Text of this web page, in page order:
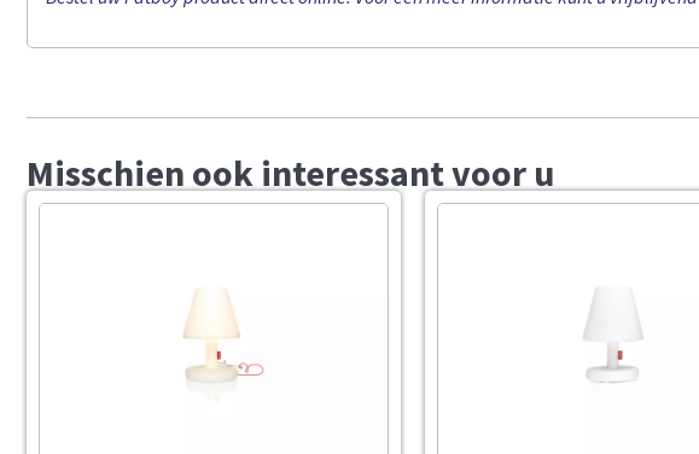
Misschien ook interessant voor u